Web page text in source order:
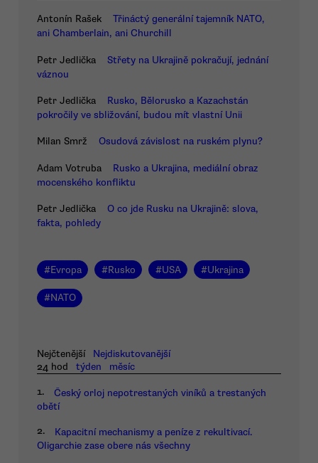
Antonín Rašek
Třináctý generální tajemník NATO,
ani Chamberlain, ani Churchill
Petr Jedlička
Střety na Ukrajině pokračují, jednání
váznou
Petr Jedlička
Rusko, Bělorusko a Kazachstán
pokročily ve sbližování, budou mít vlastní Unii
Milan Smrž Osudová závislost na ruském plynu?
Adam Votruba
Rusko a Ukrajina, mediální obraz
mocenského konfliktu
Petr Jedlička
O co jde Rusku na Ukrajině: slova,
fakta, pohledy
#Evropa #Rusko #USA #Ukrajina
#NATO
Nejčtenější
Nejdiskutovanější
24 hod
týden měsíc
1.
Český orloj nepotrestaných viníků a trestaných
obětí
2.
Kapacitní mechanismy a peníze z rekultivací.
Oligarchie zase obere nás všechny